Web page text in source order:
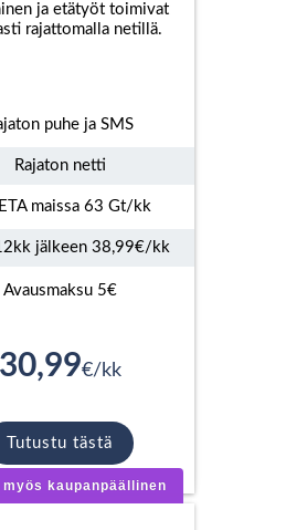
ja etätyöt toimivat
rajattomalla netillä.
puhe ja SMS
Rajaton netti
maissa 63 Gt/kk
jälkeen 38,99€/kk
Avausmaksu 5€
30,99€/kk
Tutustu tästä
kaupanpäällinen